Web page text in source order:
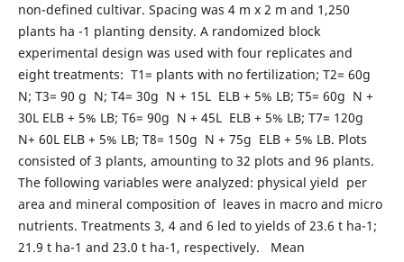
non-defined cultivar. Spacing was 4 m x 2 m and 1,250
plants ha -1 planting density. A randomized block
experimental design was used with four replicates and
eight treatments: T1= plants with no fertilization; T2= 60g
N; T3= 90 g N; T4= 30g N + 15L ELB + 5% LB; T5= 60g N +
30L ELB + 5% LB; T6= 90g N + 45L ELB + 5% LB; T7= 120g
N+ 60L ELB + 5% LB; T8= 150g N + 75g ELB + 5% LB. Plots
consisted of 3 plants, amounting to 32 plots and 96 plants.
The following variables were analyzed: physical yield per
area and mineral composition of leaves in macro and micro
nutrients. Treatments 3, 4 and 6 led to yields of 23.6 t ha-1;
21.9 t ha-1 and 23.0 t ha-1, respectively. Mean